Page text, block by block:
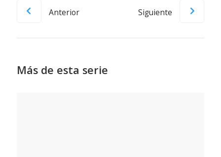
Anterior Siguiente
Más de esta serie